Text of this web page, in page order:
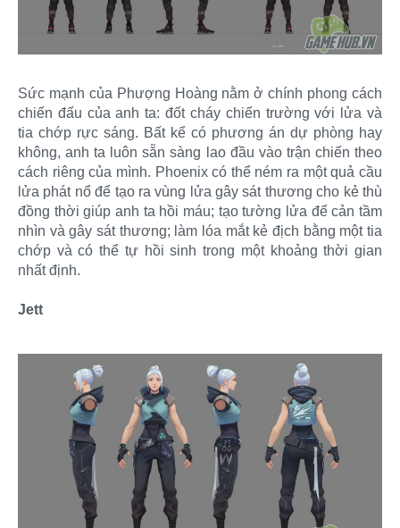
Sức mạnh của Phượng Hoàng nằm ở chính phong cách
chiến đấu của anh ta: đốt cháy chiến trường với lửa và
tia chớp rực sáng. Bất kể có phương án dự phòng hay
không, anh ta luôn sẵn sàng lao đầu vào trận chiến theo
cách riêng của mình. Phoenix có thể ném ra một quả cầu
lửa phát nổ để tạo ra vùng lửa gây sát thương cho kẻ thù
đồng thời giúp anh ta hồi máu; tạo tường lửa để cản tầm
nhìn và gây sát thương; làm lóa mắt kẻ địch bằng một tia
chớp và có thể tự hồi sinh trong một khoảng thời gian
nhất định.
Jett